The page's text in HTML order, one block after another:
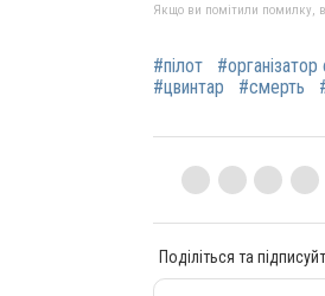
Якщо ви помітили помилку,
#пілот
#цвинтар
#смерть
Поділіться та